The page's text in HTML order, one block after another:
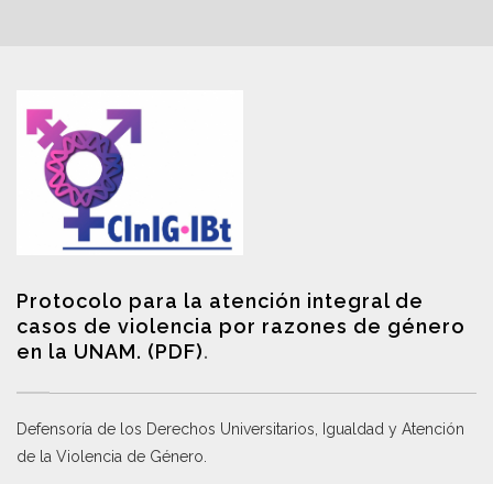
Protocolo para la atención integral de
casos de violencia por razones de género
en la UNAM. (PDF).
Defensoría de los Derechos Universitarios, Igualdad y Atención
de la Violencia de Género